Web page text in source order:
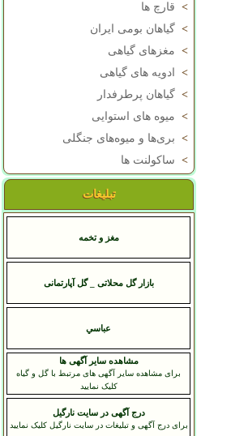
> قارچ ها
> گیاهان بومی ایران
> مغزهای گیاهی
>
ادویه های گیاهی
> گیاهان پرطرفدار
> میوه های استوایی
> بری‌ها و میوه‌های جنگلی
> ساکولنت ها
تبلیغات
مغز و تخمه
بازار گل محلاتی _ گل آپارتمانی
عباسي
مشاهده سایر آگهی ها
برای مشاهده سایر آگهی های مرتبط با گل و گیاه
کلیک نمایید
درج آگهی در سایت نارگیل
برای درج آگهی و تبلیغات در سایت نارگیل کلیک نمایید